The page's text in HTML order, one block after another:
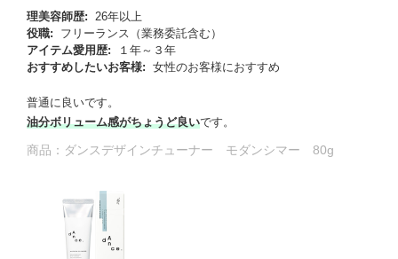
理美容師歴: 26年以上
役職:
フリーランス（業務委託含む）
アイテム愛用歴:
１年～３年
おすすめしたいお客様: 女性のお客様におすすめ
普通に良いです。
油分ボリューム感がちょうど良いです。
商品： ダンスデザインチューナー モダンシマー 80g